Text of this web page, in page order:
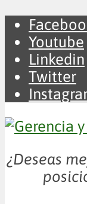
Youtube
Linkedin
Twitter
¿Deseas